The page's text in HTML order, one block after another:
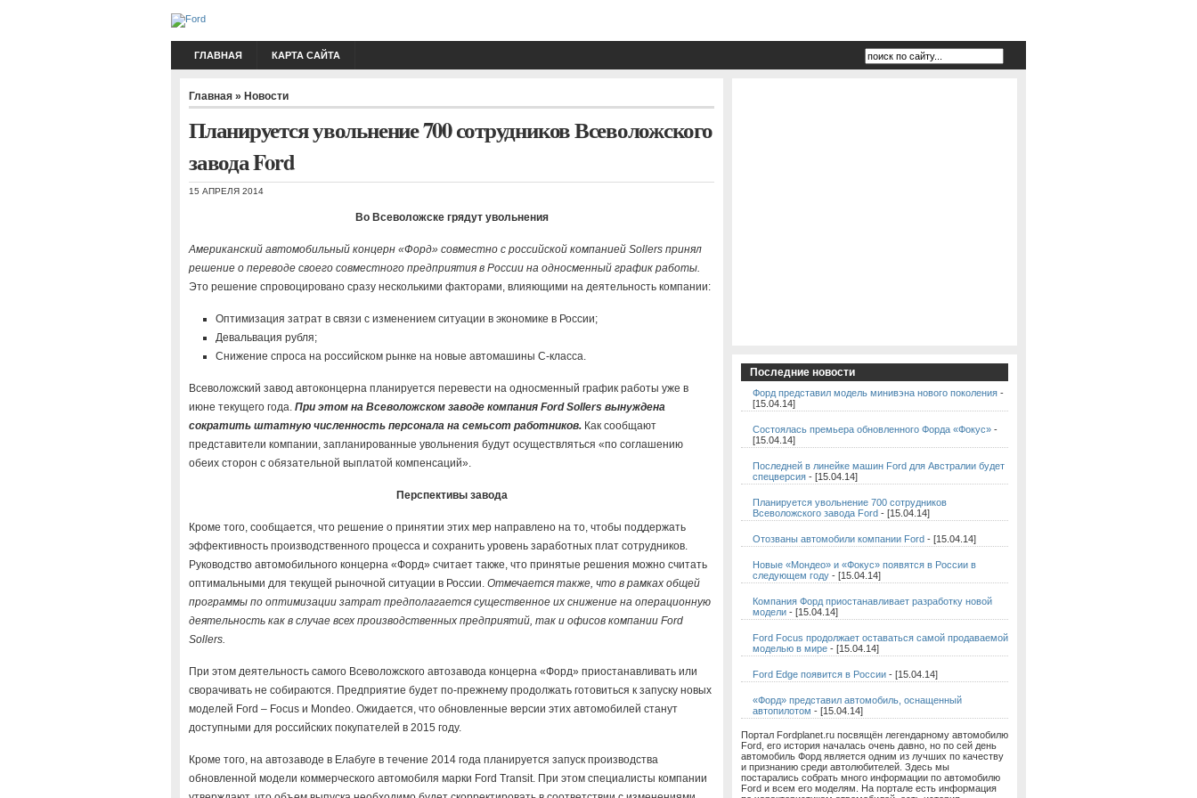
ГЛАВНАЯ КАРТА САЙТА
Главная » Новости
Планируется увольнение 700 сотрудников Всеволожского
завода Ford
15 АПРЕЛЯ 2014
Во Всеволожске грядут увольнения
Американский автомобильный концерн «Форд» совместно с российской компанией Sollers принял
решение о переводе своего совместного предприятия в России на односменный график работы.
Это решение спровоцировано сразу несколькими факторами, влияющими на деятельность компании:
Оптимизация затрат в связи с изменением ситуации в экономике в России;
Девальвация рубля;
Снижение спроса на российском рынке на новые автомашины C-класса.
Всеволожский завод автоконцерна планируется перевести на односменный график работы уже в
июне текущего года. При этом на Всеволожском заводе компания Ford Sollers вынуждена
сократить штатную численность персонала на семьсот работников. Как сообщают
представители компании, запланированные увольнения будут осуществляться «по соглашению
обеих сторон с обязательной выплатой компенсаций».
Перспективы завода
Кроме того, сообщается, что решение о принятии этих мер направлено на то, чтобы поддержать
эффективность производственного процесса и сохранить уровень заработных плат сотрудников.
Руководство автомобильного концерна «Форд» считает также, что принятые решения можно считать
оптимальными для текущей рыночной ситуации в России. Отмечается также, что в рамках общей
программы по оптимизации затрат предполагается существенное их снижение на операционную
деятельность как в случае всех производственных предприятий, так и офисов компании Ford
Sollers.
При этом деятельность самого Всеволожского автозавода концерна «Форд» приостанавливать или
сворачивать не собираются. Предприятие будет по-прежнему продолжать готовиться к запуску новых
моделей Ford – Focus и Mondeo. Ожидается, что обновленные версии этих автомобилей станут
доступными для российских покупателей в 2015 году.
Кроме того, на автозаводе в Елабуге в течение 2014 года планируется запуск производства
обновленной модели коммерческого автомобиля марки Ford Transit. При этом специалисты компании
Последние новости
Форд представил модель минивэна нового поколения -
[15.04.14]
Состоялась премьера обновленного Форда «Фокус» -
[15.04.14]
Последней в линейке машин Ford для Австралии будет
спецверсия - [15.04.14]
Планируется увольнение 700 сотрудников
Всеволожского завода Ford - [15.04.14]
Отозваны автомобили компании Ford - [15.04.14]
Новые «Мондео» и «Фокус» появятся в России в
следующем году - [15.04.14]
Компания Форд приостанавливает разработку новой
модели - [15.04.14]
Ford Focus продолжает оставаться самой продаваемой
моделью в мире - [15.04.14]
Ford Edge появится в России - [15.04.14]
«Форд» представил автомобиль, оснащенный
автопилотом - [15.04.14]
Портал Fordplanet.ru посвящён легендарному автомобилю
Ford, его история началась очень давно, но по сей день
автомобиль Форд является одним из лучших по качеству
и признанию среди автолюбителей. Здесь мы
постарались собрать много информации по автомобилю
Ford и всем его моделям. На портале есть информация